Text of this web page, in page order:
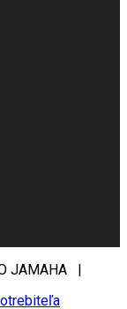
JAMAHA |